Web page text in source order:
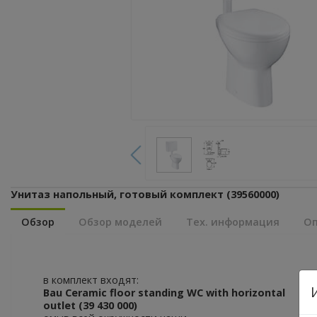
Унитаз напольный, готовый комплект (39560000)
Обзор Обзор моделей Тех. информация
в комплект входят:
Bau Ceramic floor standing WC with horizontal
outlet (39 430 000)